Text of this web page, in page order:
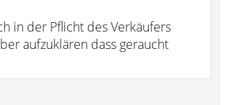
in der Pflicht des Verkäufers
aufzuklären dass geraucht